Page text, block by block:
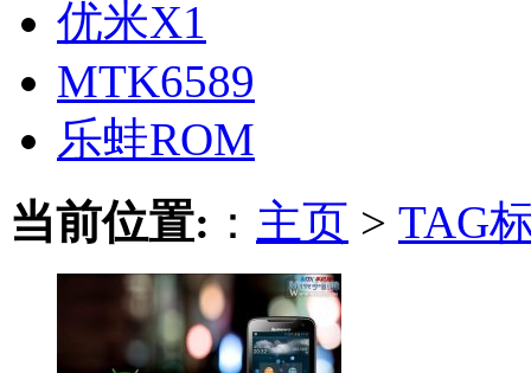
优米X1
MTK6589
乐蛙ROM
当前位置: ： 主页 > TAG